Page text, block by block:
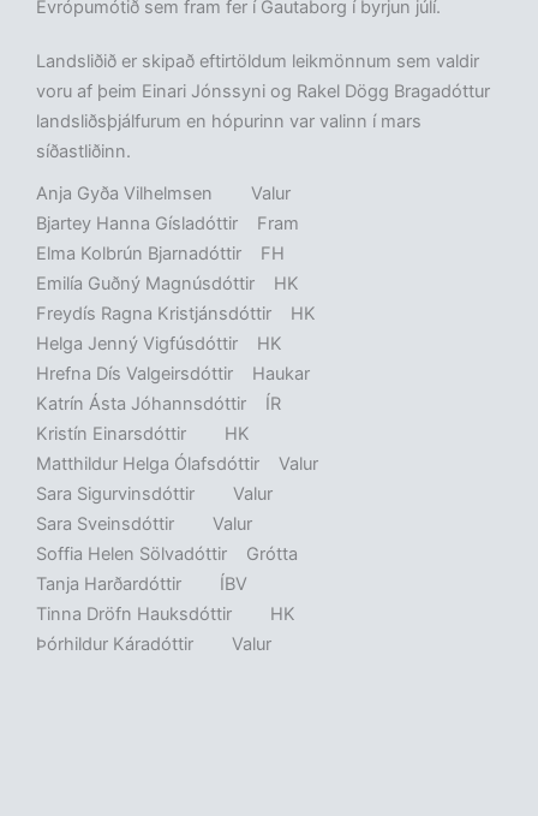
Evrópumótið sem fram fer í Gautaborg í byrjun júlí.
Landsliðið er skipað eftirtöldum leikmönnum sem valdir
voru af þeim Einari Jónssyni og Rakel Dögg Bragadóttur
landsliðsþjálfurum en hópurinn var valinn í mars
síðastliðinn.
Anja Gyða Vilhelmsen Valur
Bjartey Hanna Gísladóttir Fram
Elma Kolbrún Bjarnadóttir FH
Emilía Guðný Magnúsdóttir HK
Freydís Ragna Kristjánsdóttir HK
Helga Jenný Vigfúsdóttir HK
Hrefna Dís Valgeirsdóttir Haukar
Katrín Ásta Jóhannsdóttir ÍR
Kristín Einarsdóttir HK
Matthildur Helga Ólafsdóttir Valur
Sara Sigurvinsdóttir Valur
Sara Sveinsdóttir Valur
Soffia Helen Sölvadóttir Grótta
Tanja Harðardóttir ÍBV
Tinna Dröfn Hauksdóttir HK
Þórhildur Káradóttir Valur